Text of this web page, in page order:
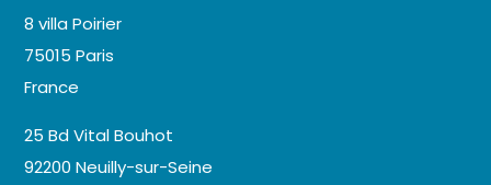
8 villa Poirier
75015 Paris
France
25 Bd Vital Bouhot
92200 Neuilly-sur-Seine